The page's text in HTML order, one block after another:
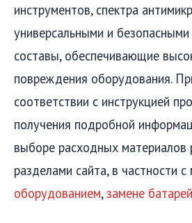
инструментов, спектра
универсальными и
составы, обеспечивающие
повреждения оборудования.
соответствии с инструкцией
получения подробной
выборе расходных материалов
разделами сайта, в частности
оборудованием,замене